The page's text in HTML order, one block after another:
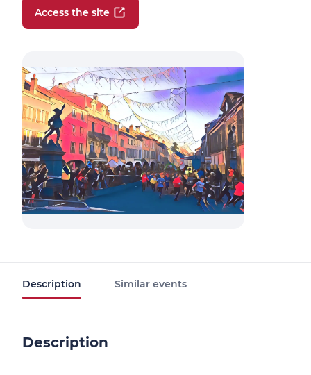
Access the site
Description Similar events
Description